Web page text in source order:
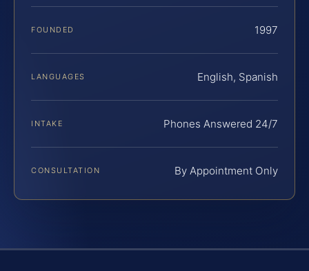
FOUNDED 1997
LANGUAGES English, Spanish
INTAKE Phones Answered 24/7
CONSULTATION By Appointment Only